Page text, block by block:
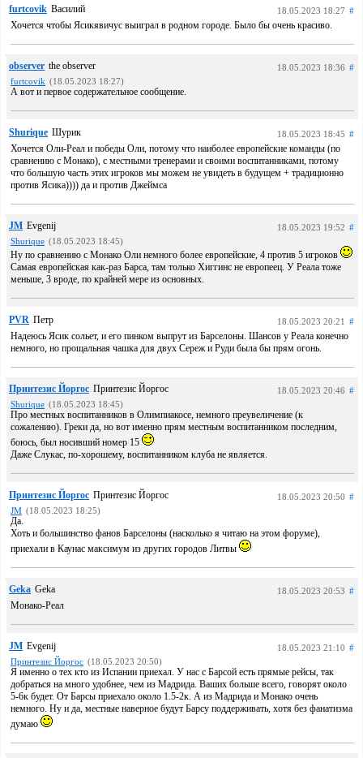
furtcovik Василий 18.05.2023 18:27 #
Хочется чтобы Ясикявичус выиграл в родном городе. Было бы очень красиво.
observer the observer 18.05.2023 18:36 #
furtcovik (18.05.2023 18:27)
А вот и первое содержательное сообщение.
Shurique Шурик 18.05.2023 18:45 #
Хочется Оли-Реал и победы Оли, потому что наиболее европейские команды (по
сравнению с Монако), с местными тренерами и своими воспитанниками, потому
что большую часть этих игроков мы можем не увидеть в будущем + традиционно
против Ясика)))) да и против Джеймса
JM Evgenij 18.05.2023 19:52 #
Shurique (18.05.2023 18:45)
Ну по сравнению с Монако Оли немного более европейские, 4 против 5 игроков
Самая европейская как-раз Барса, там только Хиггинс не европеец. У Реала тоже
меньше, 3 вроде, по крайней мере из основных.
PVR Петр 18.05.2023 20:21 #
Надеюсь Ясик сольет, и его пинком выпрут из Барселоны. Шансов у Реала конечно
немного, но прощальная чашка для двух Сереж и Руди была бы прям огонь.
Принтезис Йоргос Принтезис Йоргос 18.05.2023 20:46 #
Shurique (18.05.2023 18:45)
Про местных воспитанников в Олимпиакосе, немного преувеличение (к
сожалению). Греки да, но вот именно прям местным воспитанником последним,
боюсь, был носивший номер 15
Даже Слукас, по-хорошему, воспитанником клуба не является.
Принтезис Йоргос Принтезис Йоргос 18.05.2023 20:50 #
JM (18.05.2023 18:25)
Да.
Хоть и большинство фанов Барселоны (насколько я читаю на этом форуме),
приехали в Каунас максимум из других городов Литвы
Geka Geka 18.05.2023 20:53 #
Монако-Реал
JM Evgenij 18.05.2023 21:10 #
Принтезис Йоргос (18.05.2023 20:50)
Я именно о тех кто из Испании приехал. У нас с Барсой есть прямые рейсы, так
добраться на много удобнее, чем из Мадрида. Ваших больше всего, говорят около
5-6к будет. От Барсы приехало около 1.5-2к. А из Мадрида и Монако очень
немного. Ну и да, местные наверное будут Барсу поддерживать, хотя без фанатизма
думаю